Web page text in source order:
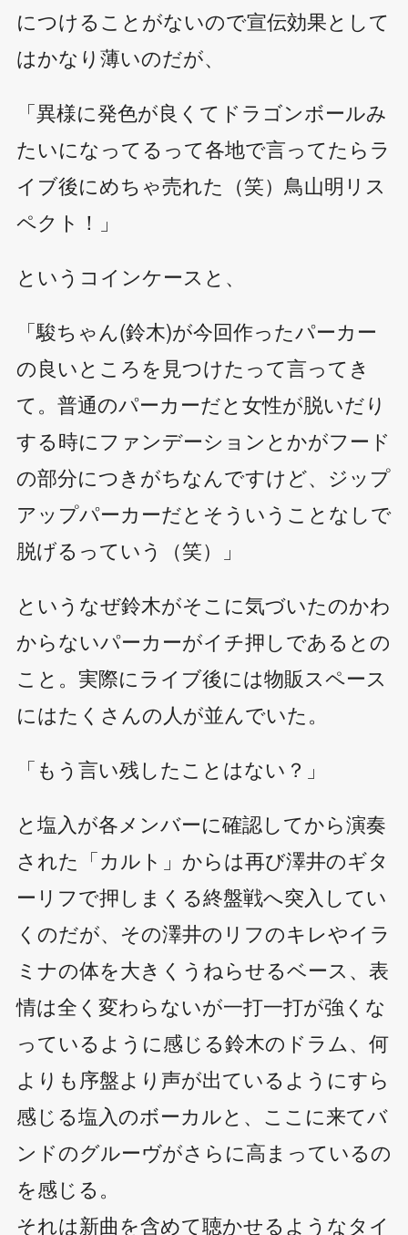
につけることがないので宣伝効果として
はかなり薄いのだが、
「異様に発色が良くてドラゴンボールみ
たいになってるって各地で言ってたらラ
イブ後にめちゃ売れた（笑）鳥山明リス
ペクト！」
というコインケースと、
「駿ちゃん(鈴木)が今回作ったパーカー
の良いところを見つけたって言ってき
て。普通のパーカーだと女性が脱いだり
する時にファンデーションとかがフード
の部分につきがちなんですけど、ジップ
アップパーカーだとそういうことなしで
脱げるっていう（笑）」
というなぜ鈴木がそこに気づいたのかわ
からないパーカーがイチ押しであるとの
こと。実際にライブ後には物販スペース
にはたくさんの人が並んでいた。
「もう言い残したことはない？」
と塩入が各メンバーに確認してから演奏
された「カルト」からは再び澤井のギタ
ーリフで押しまくる終盤戦へ突入してい
くのだが、その澤井のリフのキレやイラ
ミナの体を大きくうねらせるベース、表
情は全く変わらないが一打一打が強くな
っているように感じる鈴木のドラム、何
よりも序盤より声が出ているようにすら
感じる塩入のボーカルと、ここに来てバ
ンドのグルーヴがさらに高まっているの
を感じる。
それは新曲を含めて聴かせるようなタイ